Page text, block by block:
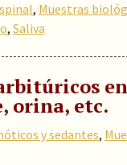
, Muestras
, Saliva
orina, etc.
y sedantes,